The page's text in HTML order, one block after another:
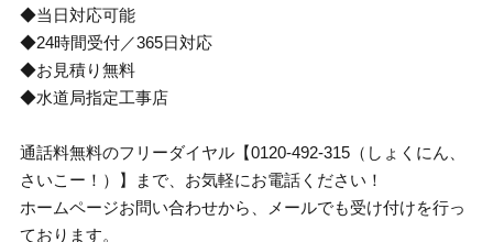
◆当日対応可能
◆24時間受付／365日対応
◆お見積り無料
◆水道局指定工事店
通話料無料のフリーダイヤル【0120-492-315（しょくにん、
さいこー！）】まで、お気軽にお電話ください！
ホームページお問い合わせから、メールでも受け付けを行っ
ております。